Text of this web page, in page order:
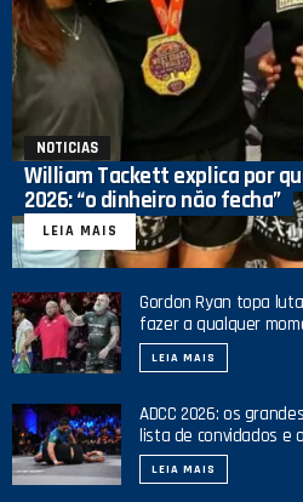
NOTICIAS
William Tackett explica por
2026: “o dinheiro não fecha”
LEIA MAIS
Gordon Ryan topa
fazer a qualquer
LEIA MAIS
ADCC 2026: os
lista de convidados e
LEIA MAIS